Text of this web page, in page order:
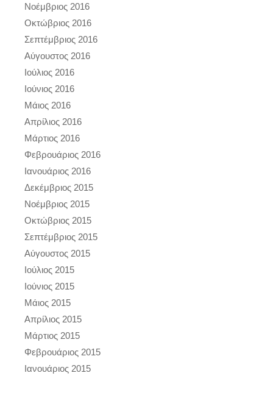
Νοέμβριος 2016
Οκτώβριος 2016
Σεπτέμβριος 2016
Αύγουστος 2016
Ιούλιος 2016
Ιούνιος 2016
Μάιος 2016
Απρίλιος 2016
Μάρτιος 2016
Φεβρουάριος 2016
Ιανουάριος 2016
Δεκέμβριος 2015
Νοέμβριος 2015
Οκτώβριος 2015
Σεπτέμβριος 2015
Αύγουστος 2015
Ιούλιος 2015
Ιούνιος 2015
Μάιος 2015
Απρίλιος 2015
Μάρτιος 2015
Φεβρουάριος 2015
Ιανουάριος 2015